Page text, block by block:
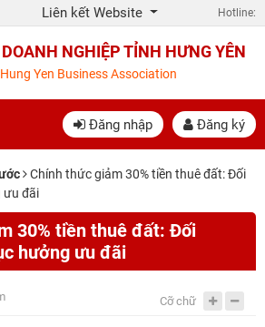
Liên kết Website Hotline:
NGHIỆP TỈNH HƯNG YÊN
Hung Yen Business Association
Đăng nhập Đăng ký
Chính thức giảm 30% tiền thuê đất: Đối
ưu đãi
30% tiền thuê đất: Đối
hưởng ưu đãi
Cỡ chữ